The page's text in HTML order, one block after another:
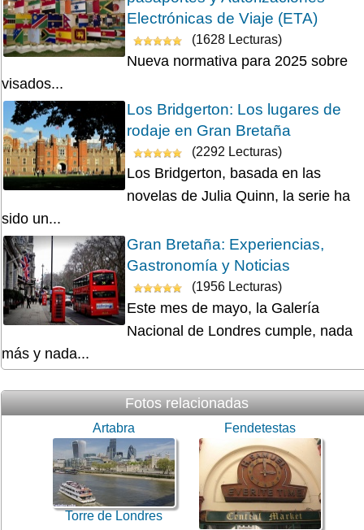
Electrónicas de Viaje (ETA)
(1628 Lecturas)
Nueva normativa para 2025 sobre
visados...
Los Bridgerton: Los lugares de
rodaje en Gran Bretaña
(2292 Lecturas)
Los Bridgerton, basada en las
novelas de Julia Quinn, la serie ha
sido un...
Gran Bretaña: Experiencias,
Gastronomía y Noticias
(1956 Lecturas)
Este mes de mayo, la Galería
Nacional de Londres cumple, nada
más y nada...
Fotos relacionadas
Artabra
Torre de Londres
Fendetestas